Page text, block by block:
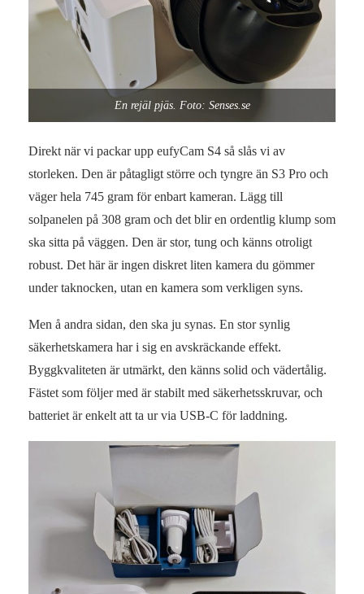
En rejäl pjäs. Foto: Senses.se
Direkt när vi packar upp eufyCam S4 så slås vi av
storleken. Den är påtagligt större och tyngre än S3 Pro och
väger hela 745 gram för enbart kameran. Lägg till
solpanelen på 308 gram och det blir en ordentlig klump som
ska sitta på väggen. Den är stor, tung och känns otroligt
robust. Det här är ingen diskret liten kamera du gömmer
under taknocken, utan en kamera som verkligen syns.
Men å andra sidan, den ska ju synas. En stor synlig
säkerhetskamera har i sig en avskräckande effekt.
Byggkvaliteten är utmärkt, den känns solid och vädertålig.
Fästet som följer med är stabilt med säkerhetsskruvar, och
batteriet är enkelt att ta ur via USB-C för laddning.